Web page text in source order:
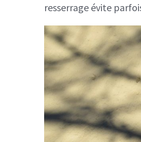
resserrage évite